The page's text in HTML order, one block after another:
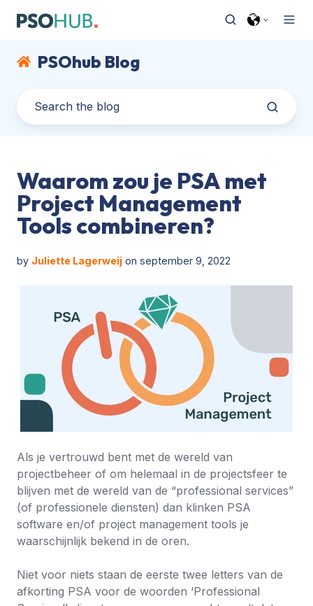
PSOhub Blog
Waarom zou je PSA met
Project Management
Tools combineren?
by Juliette Lagerweij on september 9, 2022
Als je vertrouwd bent met de wereld van
projectbeheer of om helemaal in de projectsfeer te
blijven met de wereld van de “professional services”
(of professionele diensten) dan klinken PSA
software en/of project management tools je
waarschijnlijk bekend in de oren.
Niet voor niets staan de eerste twee letters van de
afkorting PSA voor de woorden ‘Professional